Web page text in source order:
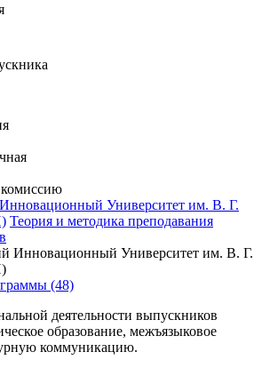
Университет им. В. Г.
Теория и методика преподавания
(48)
деятельности выпускников
образование, межъязыковое
коммуникацию.